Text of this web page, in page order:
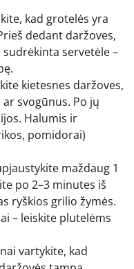
kad grotelės yra
dedant daržoves,
servetėle –
kietesnes daržoves,
svogūnus. Po jų
Halumis ir
pomidorai)
maždaug 1
po 2–3 minutes iš
ryškios grilio žymės.
– leiskite plutelėms
vartykite, kad